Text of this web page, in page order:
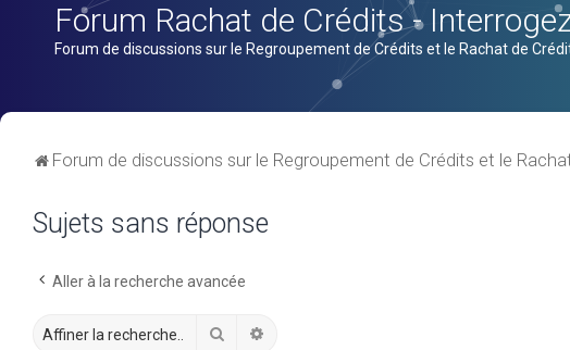
Forum Rachat de Crédits -
Forum de discussions sur le Regroupement de Crédits et le Rachat de
Forum de discussions sur le Regroupement de Crédits et le
Sujets sans réponse
Aller à la recherche avancée
Rechercher